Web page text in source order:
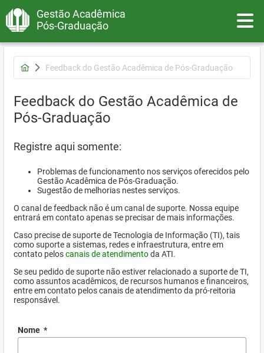
Gestão Acadêmica
Pós-Graduação
Feedback do Gestão Acadêmica de Pós-Graduação
Feedback do Gestão Acadêmica de
Pós-Graduação
Registre aqui somente:
Problemas de funcionamento nos serviços oferecidos pelo
Gestão Acadêmica de Pós-Graduação.
Sugestão de melhorias nestes serviços.
O canal de feedback não é um canal de suporte. Nossa equipe
entrará em contato apenas se precisar de mais informações.
Caso precise de suporte de Tecnologia de Informação (TI), tais
como suporte a sistemas, redes e infraestrutura, entre em
contato peloscanais de atendimentoda ATI.
Se seu pedido de suporte não estiver relacionado a suporte de TI,
como assuntos acadêmicos, de recursos humanos e financeiros,
entre em contato pelos canais de atendimento da pró-reitoria
responsável.
Nome *